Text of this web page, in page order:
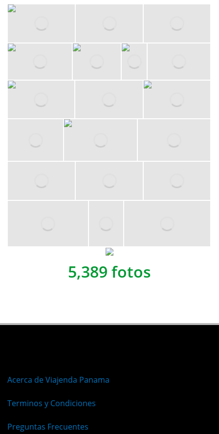
5,389 fotos
Acerca de Viajenda Panama
Terminos y Condiciones
Preguntas Frecuentes